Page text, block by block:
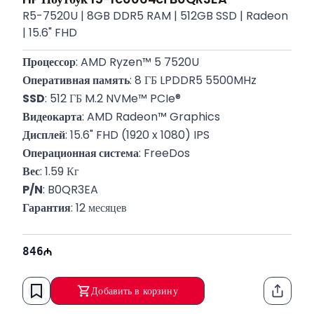
R5-7520U | 8GB DDR5 RAM | 512GB SSD | Radeon
| 15.6" FHD
Процессор: AMD Ryzen™ 5 7520U
Оперативная память: 8 ГБ LPDDR5 5500MHz
SSD: 512 ГБ M.2 NVMe™ PCIe®
Видеокарта: AMD Radeon™ Graphics
Дисплей: 15.6" FHD (1920 x 1080) IPS
Операционная система: FreeDos
Вес: 1.59 Кг
P/N: B0QR3EA
Гарантия: 12 месяцев
846
Добавить в корзину